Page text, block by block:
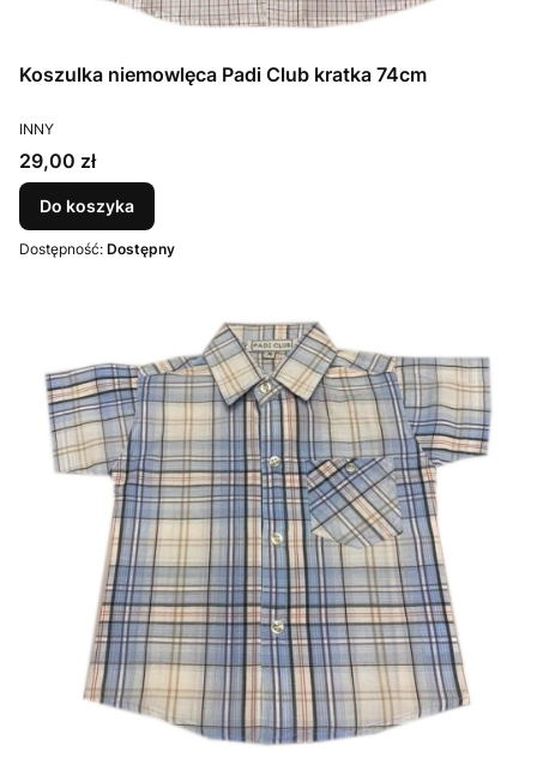
Koszulka niemowlęca Padi Club kratka 74cm
PRODUCENT
INNY
Cena
29,00 zł
Do koszyka
Dostępność: Dostępny